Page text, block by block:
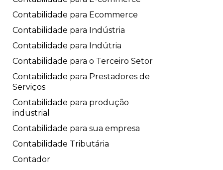
Contabilidade para Ecommerce
Contabilidade para Indústria
Contabilidade para Indútria
Contabilidade para o Terceiro Setor
Contabilidade para Prestadores de
Serviços
Contabilidade para produção
industrial
Contabilidade para sua empresa
Contabilidade Tributária
Contador